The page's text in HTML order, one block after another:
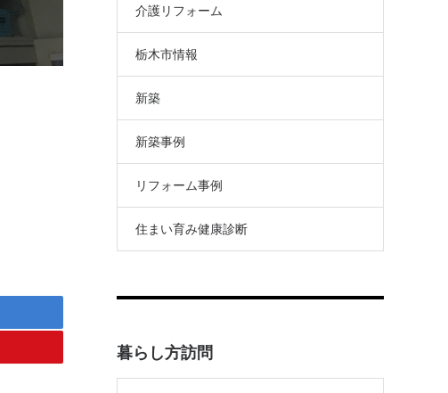
介護リフォーム
栃木市情報
新築
新築事例
リフォーム事例
住まい育み健康診断
暮らし方訪問